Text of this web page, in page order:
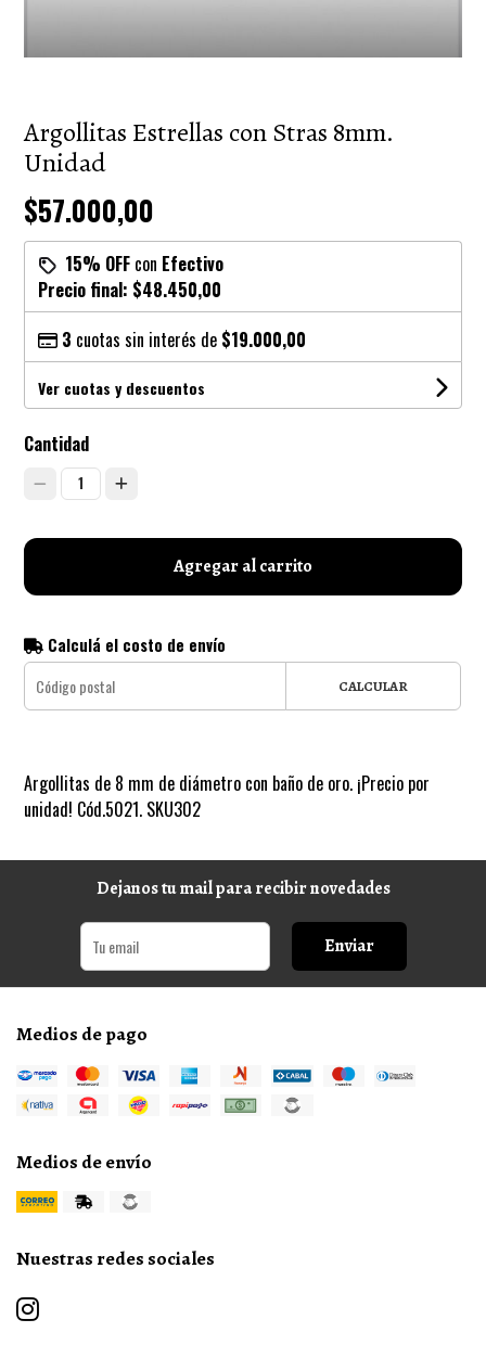
Argollitas Estrellas con Stras 8mm.
Unidad
$57.000,00
15% OFF con Efectivo
Precio final: $48.450,00
3 cuotas sin interés de $19.000,00
Ver cuotas y descuentos
Cantidad
1
Agregar al carrito
Calculá el costo de envío
CALCULAR
Argollitas de 8 mm de diámetro con baño de oro. ¡Precio por
unidad! Cód.5021. SKU302
Dejanos tu mail para recibir novedades
Enviar
Medios de pago
Medios de envío
Nuestras redes sociales